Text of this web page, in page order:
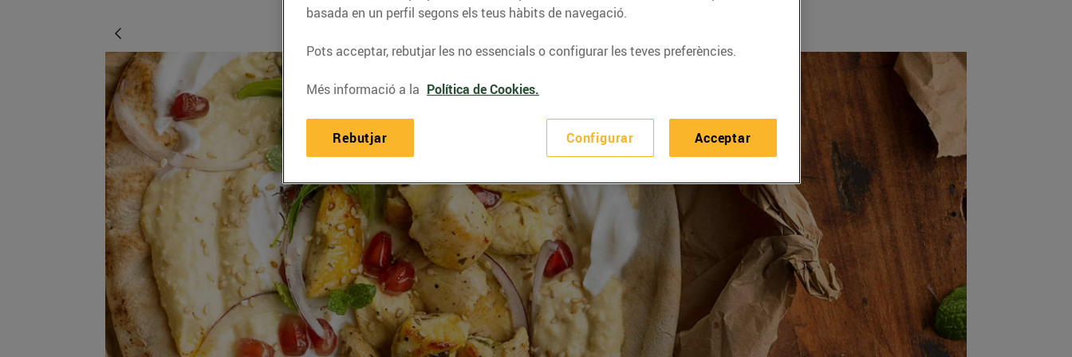
basada en un perfil segons els teus hàbits de navegació.
Pots acceptar, rebutjar les no essencials o configurar les teves preferències.
Més informació a la Política de Cookies.
Configurar
Rebutjar Acceptar